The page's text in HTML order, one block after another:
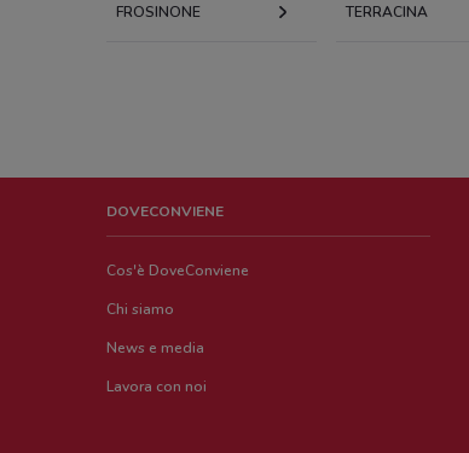
FROSINONE TERRACINA
DOVECONVIENE
Cos'è DoveConviene
Chi siamo
News e media
Lavora con noi